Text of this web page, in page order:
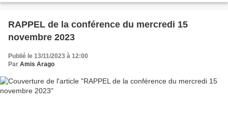
RAPPEL de la conférence du mercredi 15
novembre 2023
Publié le 13/11/2023 à 12:00
Par Amis Arago